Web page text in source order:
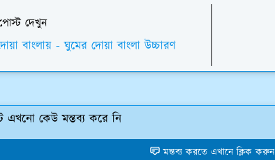
দেখুন
বাংলায় - ঘুমের দোয়া বাংলা উচ্চারণ
এখনো কেউ মন্তব্য করে নি
মন্তব্য করতে এখানে ক্লিক করুন